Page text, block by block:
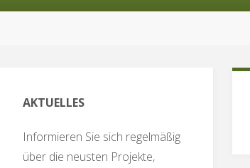
AKTUELLES
Informieren Sie sich regelmäßig
über die neusten Projekte,